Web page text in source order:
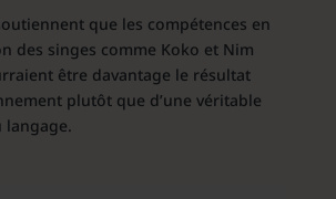
que les compétences en
des singes comme Koko et Nim
être davantage le résultat
plutôt que d’une véritable
langage.